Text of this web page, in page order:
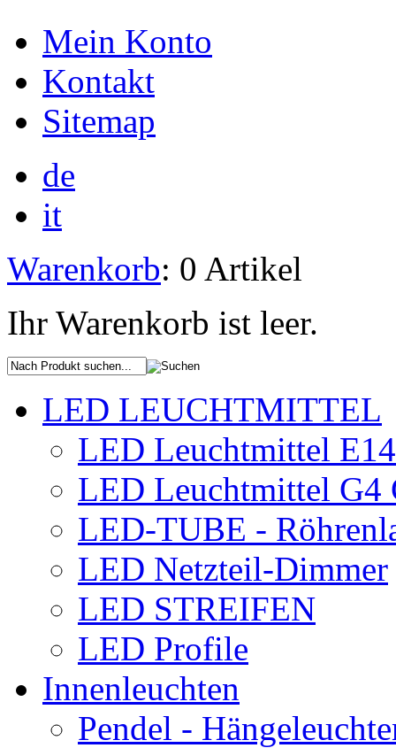
Mein Konto
Kontakt
Sitemap
de
it
Warenkorb: 0 Artikel
Ihr Warenkorb ist leer.
LED LEUCHTMITTEL
LED Leuchtmittel
LED Leuchtmittel G4
LED-TUBE -
LED Netzteil-Dimmer
LED STREIFEN
LED Profile
Innenleuchten
Pendel -